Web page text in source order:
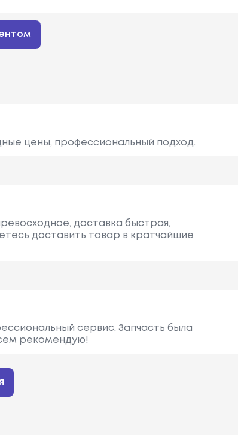
цены, профессиональный подход.
доставка быстрая,
доставить товар в кратчайшие
сервис. Запчасть была
рекомендую!